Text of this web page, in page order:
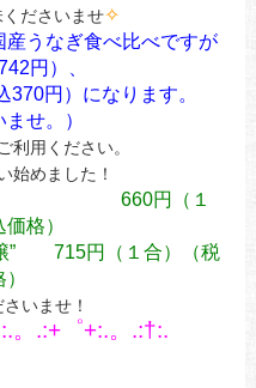
ださいませ✧︎
産うなぎ食べ比べですが
円）、
円）になります。
せ。）
利用ください。
始めました！
蛇” 660円（１
格）
醸” 715円（１合）（税
いませ！
。.:+゜+:.。.:†:.